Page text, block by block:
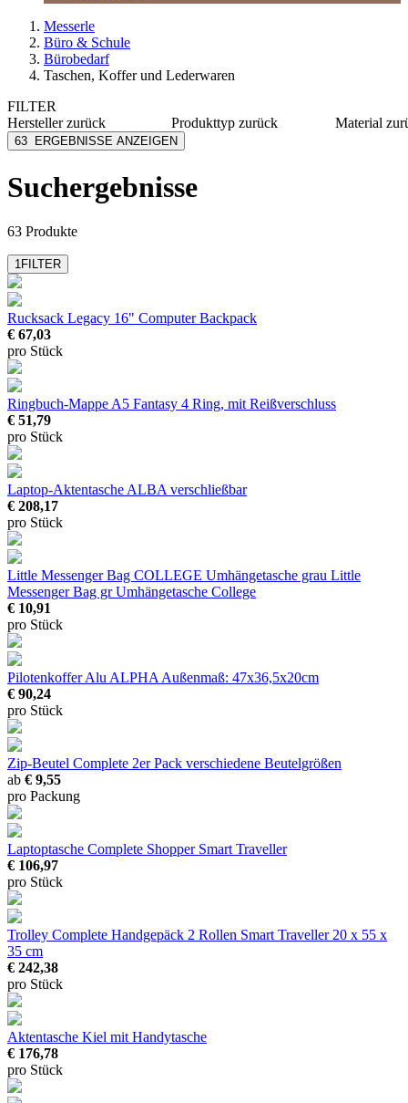
Messerle
Büro & Schule
Bürobedarf
Taschen, Koffer und Lederwaren
FILTER
Herstellerzurück
Alassio
Dufco
Leitz
mehr anzeigen
Produkttyp zurück
Material
63 ERGEBNISSE ANZEIGEN
Suchergebnisse
63 Produkte
1FILTER
Rucksack Legacy 16" Computer Backpack
€ 67,03
pro Stück
Ringbuch-Mappe A5 Fantasy 4 Ring, mit Reißverschluss
€ 51,79
pro Stück
Laptop-Aktentasche ALBA verschließbar
€ 208,17
pro Stück
Little Messenger Bag COLLEGE Umhängetasche grau Little
Messenger Bag gr Umhängetasche College
€ 10,91
pro Stück
Pilotenkoffer Alu ALPHA Außenmaß: 47x36,5x20cm
€ 90,24
pro Stück
Zip-Beutel Complete 2er Pack verschiedene Beutelgrößen
ab € 9,55
pro Packung
Laptoptasche Complete Shopper Smart Traveller
€ 106,97
pro Stück
Trolley Complete Handgepäck 2 Rollen Smart Traveller 20 x 55 x
35 cm
€ 242,38
pro Stück
Aktentasche Kiel mit Handytasche
€ 176,78
pro Stück